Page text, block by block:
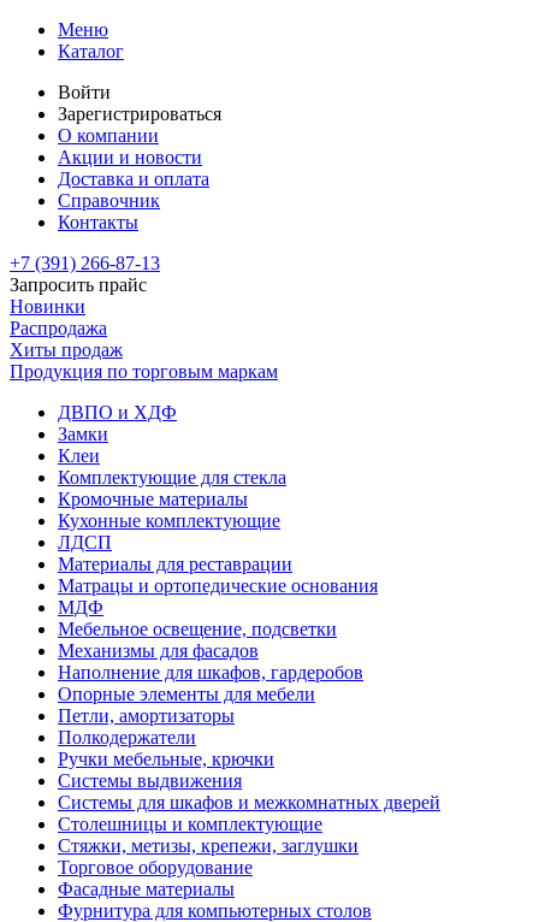
Меню
Каталог
Войти
Зарегистрироваться
О компании
Акции и новости
Доставка и оплата
Справочник
Контакты
+7 (391) 266-87-13
Запросить прайс
Новинки
Распродажа
Хиты продаж
Продукция по торговым маркам
ДВПО и ХДФ
Замки
Клеи
Комплектующие для стекла
Кромочные материалы
Кухонные комплектующие
ЛДСП
Материалы для реставрации
Матрацы и ортопедические основания
МДФ
Мебельное освещение, подсветки
Механизмы для фасадов
Наполнение для шкафов, гардеробов
Опорные элементы для мебели
Петли, амортизаторы
Полкодержатели
Ручки мебельные, крючки
Системы выдвижения
Системы для шкафов и межкомнатных дверей
Столешницы и комплектующие
Стяжки, метизы, крепежи, заглушки
Торговое оборудование
Фасадные материалы
Фурнитура для компьютерных столов